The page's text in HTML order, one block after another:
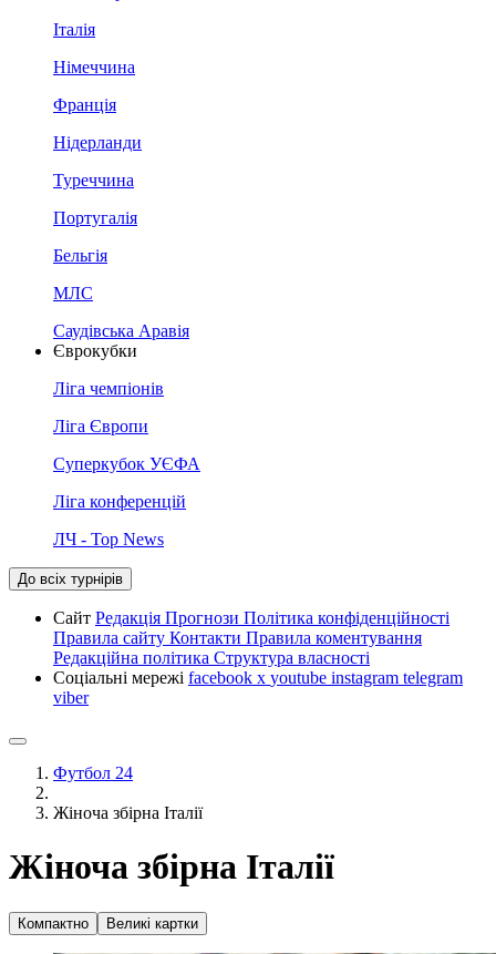
Італія
Німеччина
Франція
Нідерланди
Туреччина
Португалія
Бельгія
МЛС
Саудівська Аравія
Єврокубки
Ліга чемпіонів
Ліга Європи
Суперкубок УЄФА
Ліга конференцій
ЛЧ - Top News
До всіх турнірів
Сайт Редакція Прогнози Політика конфіденційності
Правила сайту Контакти Правила коментування
Редакційна політика Структура власності
Соціальні мережі facebook x youtube instagram telegram
viber
Футбол 24
Жіноча збірна Італії
Жіноча збірна Італії
Компактно Великі картки